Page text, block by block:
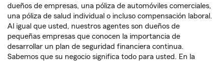
dueños de empresas, una póliza de automóviles comerciales,
una póliza de salud individual o incluso compensación laboral.
Al igual que usted, nuestros agentes son dueños de
pequeñas empresas que conocen la importancia de
desarrollar un plan de seguridad financiera continua.
Sabemos que su negocio significa todo para usted. En la